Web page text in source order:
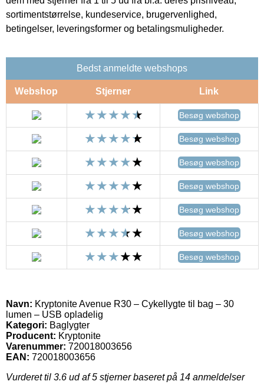
sortimentstørrelse, kundeservice, brugervenlighed,
betingelser, leveringsformer og betalingsmuligheder.
Bedst anmeldte webshops
Webshop Stjerner Link
Besøg webshop
Besøg webshop
Besøg webshop
Besøg webshop
Besøg webshop
Besøg webshop
Besøg webshop
Navn: Kryptonite Avenue R30 – Cykellygte til bag – 30
lumen – USB opladelig
Kategori: Baglygter
Producent: Kryptonite
Varenummer: 720018003656
EAN: 720018003656
Vurderet til 3.6 ud af 5 stjerner baseret på 14 anmeldelser